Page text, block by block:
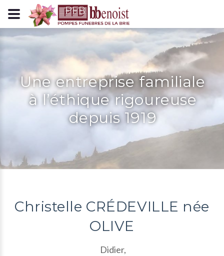
Panneau de gestion des cookies
Une entreprise familiale
à l’éthique rigoureuse
depuis 1919
Christelle CRÉDEVILLE née
OLIVE
Didier,